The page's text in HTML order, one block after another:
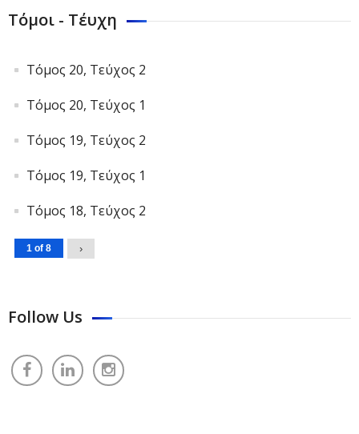
Τόμοι - Τέυχη
Τόμος 20, Τεύχος 2
Τόμος 20, Τεύχος 1
Τόμος 19, Τεύχος 2
Τόμος 19, Τεύχος 1
Τόμος 18, Τεύχος 2
1 of 8 ›
Follow Us